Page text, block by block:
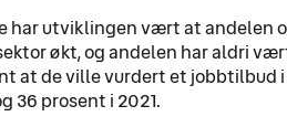
har utviklingen vært at andelen
økt, og andelen har aldri
at de ville vurdert et jobbtilbud
36 prosent i 2021.